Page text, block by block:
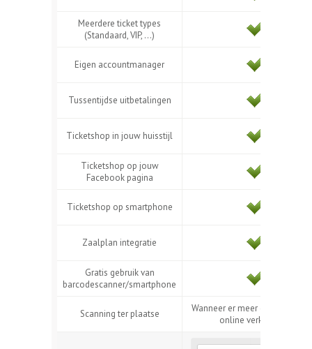
Meerdere ticket types
(Standaard, VIP, ...)
Eigen accountmanager
Tussentijdse uitbetalingen
Ticketshop in jouw huisstijl
Ticketshop op jouw
Facebook pagina
Ticketshop op smartphone
Zaalplan integratie
Gratis gebruik van
barcodescanner/smartphone
Scanning ter plaatse
Wanneer er meer dan 1000
online verkocht zijn